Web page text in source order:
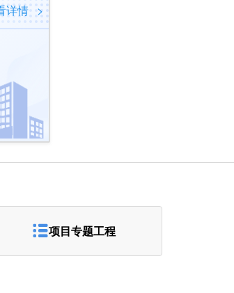
详情 >
项目专题工程